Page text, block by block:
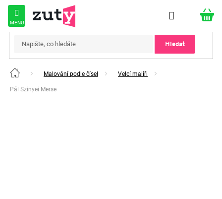
Přejít
obsah
Hledat
Domů Malování podle čísel Velcí malíři
Pál Szinyei Merse